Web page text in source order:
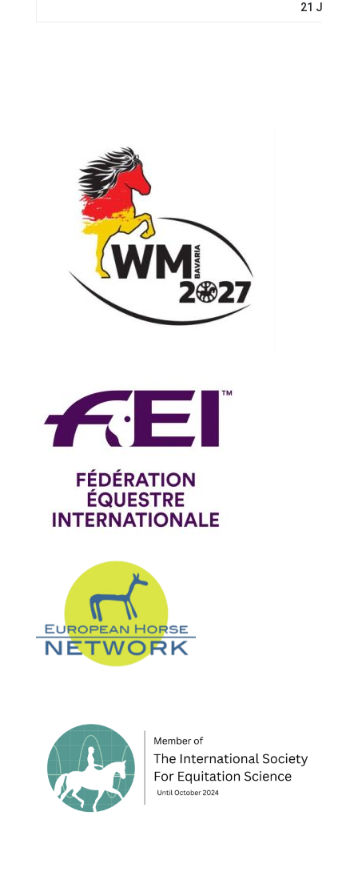
21 Jul